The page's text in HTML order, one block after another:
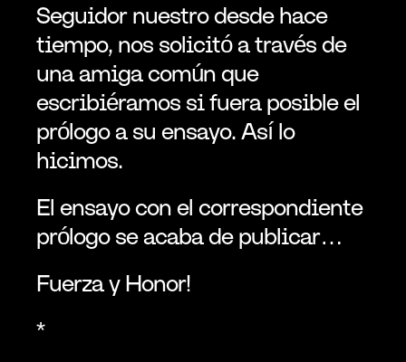
Seguidor nuestro desde hace
tiempo, nos solicitó a través de
una amiga común que
escribiéramos si fuera posible el
prólogo a su ensayo. Así lo
hicimos.
El ensayo con el correspondiente
prólogo se acaba de publicar…
Fuerza y Honor!
*